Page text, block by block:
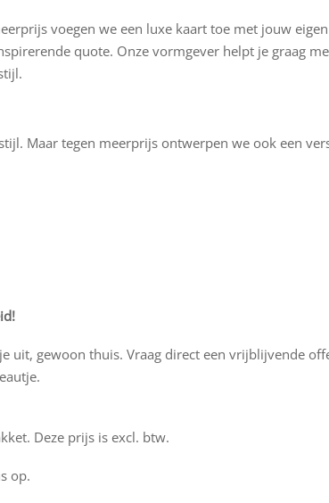
voegen we een luxe kaart toe met jouw eigen
quote. Onze vormgever helpt je graag
Maar tegen meerprijs ontwerpen we ook een
uit, gewoon thuis. Vraag direct een vrijblijvende
Deze prijs is excl. btw.
op.